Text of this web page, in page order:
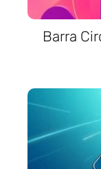
Barra